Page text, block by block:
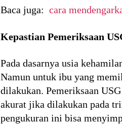
Baca juga: cara
Kepastian Pemeriksaan
Pada dasarnya usia
Namun untuk ibu yang
dilakukan. Pemeriksaan
akurat jika dilakukan pada
pengukuran ini bisa